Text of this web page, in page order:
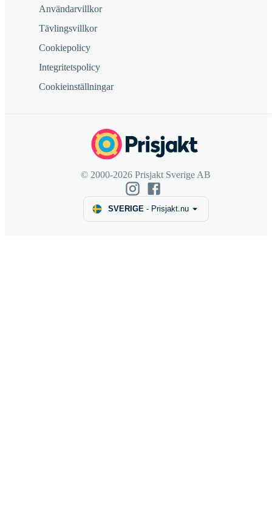
Användarvillkor
Tävlingsvillkor
Cookiepolicy
Integritetspolicy
Cookieinställningar
© 2000-2026 Prisjakt Sverige AB
SVERIGE- Prisjakt.nu